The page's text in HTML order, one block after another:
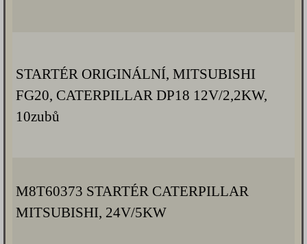
STARTÉR ORIGINÁLNÍ, MITSUBISHI
FG20, CATERPILLAR DP18 12V/2,2KW,
10zubů
M8T60373 STARTÉR CATERPILLAR
MITSUBISHI, 24V/5KW